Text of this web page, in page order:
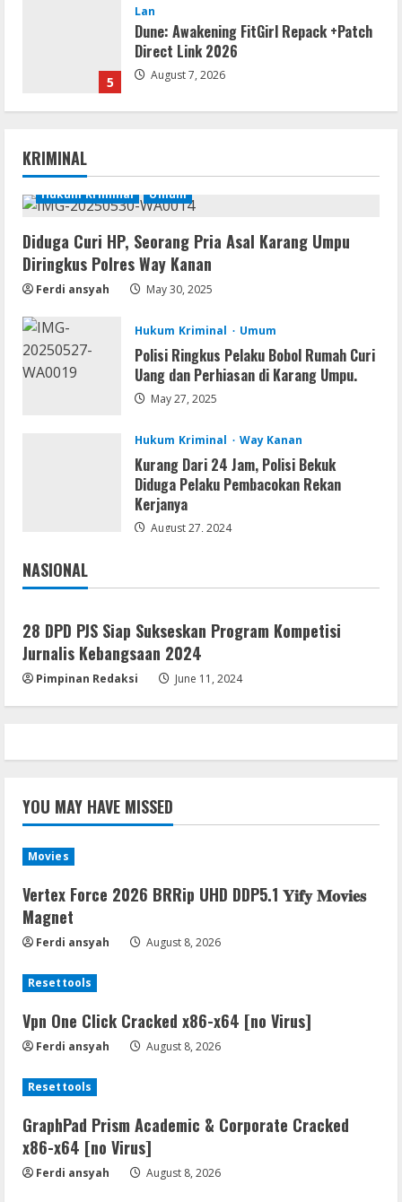
5
Lan
Dune: Awakening FitGirl Repack +Patch
Direct Link 2026
August 7, 2026
1 August 8, 2026
Resettools
Vpn One Click Cracked x86-x64 [no
Virus]
Resettools
GraphPad Prism Academic & Corporate
Cracked x86-x64 [no Virus]
Remux
August 7, 2026
5
Direct Link 2026
August 7, 2026
KRIMINAL
Hukum Kriminal Umum
Diduga Curi HP, Seorang Pria Asal Karang Umpu
Diringkus Polres Way Kanan
Ferdi ansyah May 30, 2025
Hukum Kriminal Umum
Polisi Ringkus Pelaku Bobol Rumah Curi
Uang dan Perhiasan di Karang Umpu.
May 27, 2025
Hukum Kriminal Way Kanan
Kurang Dari 24 Jam, Polisi Bekuk
Diduga Pelaku Pembacokan Rekan
Kerjanya
August 27, 2024
NASIONAL
Jakarta
28 DPD PJS Siap Sukseskan Program Kompetisi
Jurnalis Kebangsaan 2024
Pimpinan Redaksi June 11, 2024
YOU MAY HAVE MISSED
Movies
Vertex Force 2026 BRRip UHD DDP5.1 𝐘𝐢𝐟𝐲 𝐌𝐨𝐯𝐢𝐞𝐬
Magnet
Ferdi ansyah August 8, 2026
Resettools
Vpn One Click Cracked x86-x64 [no Virus]
Ferdi ansyah August 8, 2026
Resettools
GraphPad Prism Academic & Corporate Cracked
x86-x64 [no Virus]
Ferdi ansyah August 8, 2026